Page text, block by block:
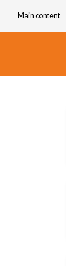
Main content